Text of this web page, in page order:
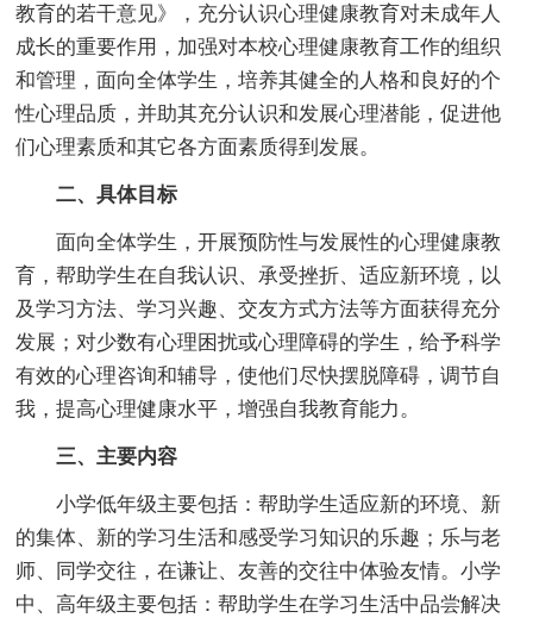
教育的若干意见》，充分认识心理健康教育对未成年人
成长的重要作用，加强对本校心理健康教育工作的组织
和管理，面向全体学生，培养其健全的人格和良好的个
性心理品质，并助其充分认识和发展心理潜能，促进他
们心理素质和其它各方面素质得到发展。
二、具体目标
面向全体学生，开展预防性与发展性的心理健康教
育，帮助学生在自我认识、承受挫折、适应新环境，以
及学习方法、学习兴趣、交友方式方法等方面获得充分
发展；对少数有心理困扰或心理障碍的学生，给予科学
有效的心理咨询和辅导，使他们尽快摆脱障碍，调节自
我，提高心理健康水平，增强自我教育能力。
三、主要内容
小学低年级主要包括：帮助学生适应新的环境、新
的集体、新的学习生活和感受学习知识的乐趣；乐与老
师、同学交往，在谦让、友善的交往中体验友情。小学
中、高年级主要包括：帮助学生在学习生活中品尝解决